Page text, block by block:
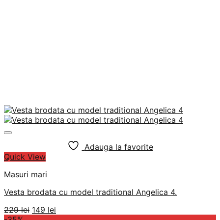
Adauga la favorite
Quick View
Masuri mari
Vesta brodata cu model traditional Angelica 4.
229lei Prețul
149 lei